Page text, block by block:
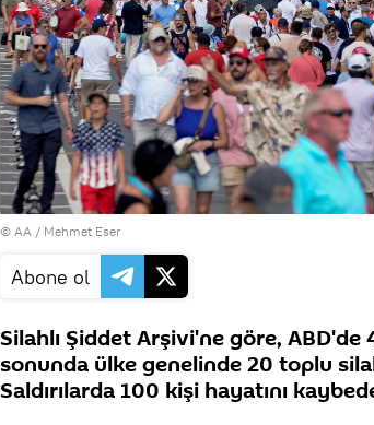
© AA / Mehmet Eser
Abone ol
Silahlı Şiddet Arşivi'ne göre,
sonunda ülke genelinde 20 toplu
Saldırılarda 100 kişi hayatını